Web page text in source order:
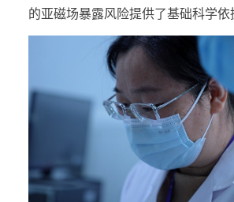
的亚磁场暴露风险提供了基础科学依